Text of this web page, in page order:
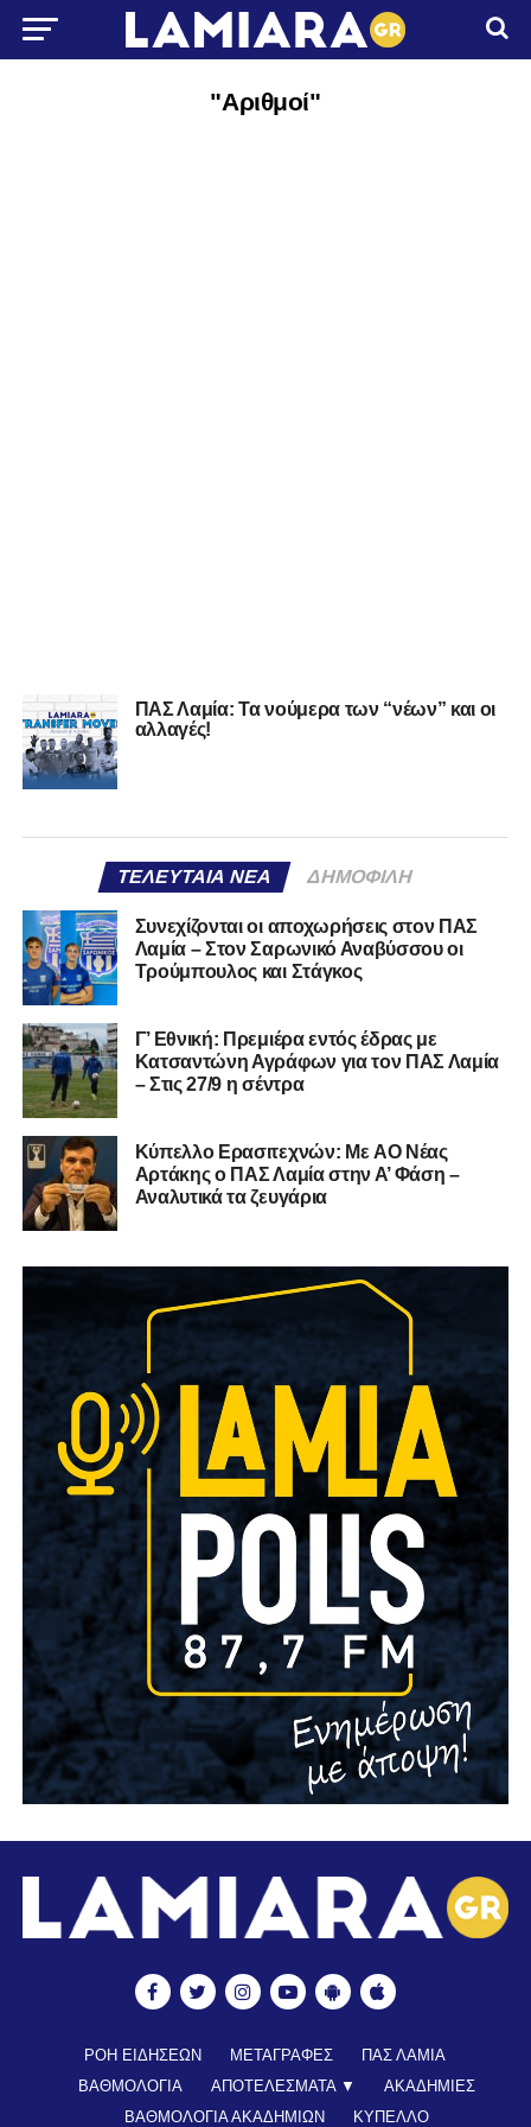
"Αριθμοί"
ΠΑΣ Λαμία: Τα νούμερα των “νέων” και οι
αλλαγές!
ΤΕΛΕΥΤΑΊΑ ΝΈΑ ΔΗΜΟΦΙΛΉ
Συνεχίζονται οι αποχωρήσεις στον ΠΑΣ
Λαμία – Στον Σαρωνικό Αναβύσσου οι
Τρούμπουλος και Στάγκος
Γ’ Εθνική: Πρεμιέρα εντός έδρας με
Κατσαντώνη Αγράφων για τον ΠΑΣ Λαμία
– Στις 27/9 η σέντρα
Kύπελλο Ερασιτεχνών: Με AO Nέας
Αρτάκης ο ΠΑΣ Λαμία στην Α’ Φάση –
Αναλυτικά τα ζευγάρια
ΡΟΗ ΕΙΔΗΣΕΩΝ ΜΕΤΑΓΡΑΦΕΣ
ΠΑΣ ΛΑΜΙΑ
ΒΑΘΜΟΛΟΓΙΑ
ΑΠΟΤΕΛΕΣΜΑΤΑ ▼
ΑΚΑΔΗΜΙΕΣ
ΒΑΘΜΟΛΟΓΙΑ ΑΚΑΔΗΜΙΩΝ
ΚΥΠΕΛΛΟ